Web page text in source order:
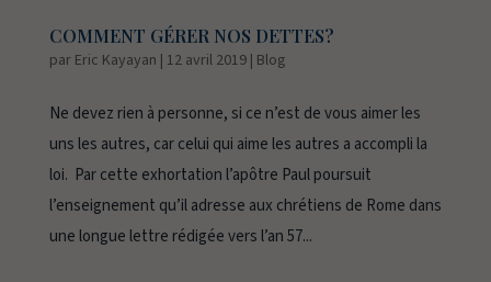
COMMENT GÉRER NOS DETTES?
par Eric Kayayan | 12 avril 2019| Blog
Ne devez rien à personne, si ce n’est de vous aimer les
uns les autres, car celui qui aime les autres a accompli la
loi. Par cette exhortation l’apôtre Paul poursuit
l’enseignement qu’il adresse aux chrétiens de Rome dans
une longue lettre rédigée vers l’an 57...